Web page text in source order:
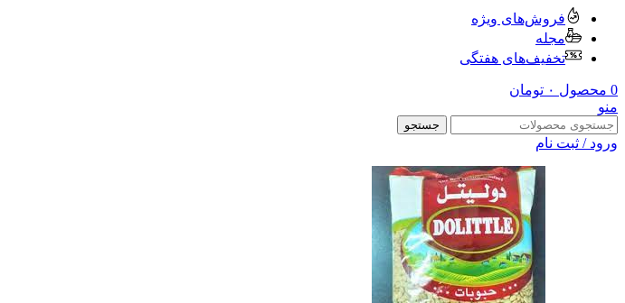
فروش‌های ویژه
مجله
تخفیف‌های هفتگی
0 محصول ۰ تومان
منو
جستجو
ورود / ثبت نام